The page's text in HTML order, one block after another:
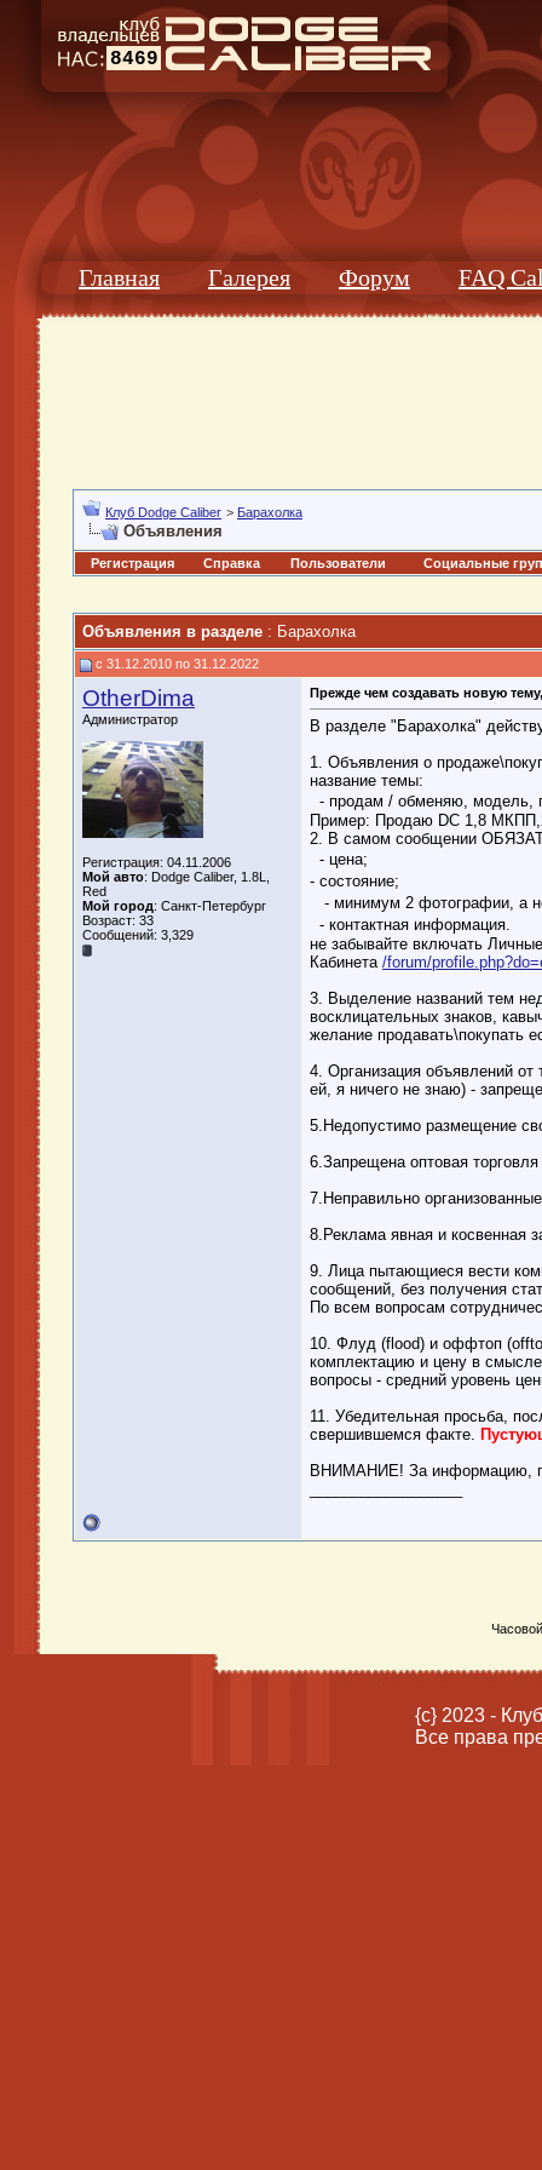
8469
Главная Галерея Форум FAQ
Клуб Dodge Caliber > Барахолка
Объявления
Регистрация Справка Пользователи Социальные
Объявления в разделе : Барахолка
c 31.12.2010 по 31.12.2022
OtherDima
Администратор
Регистрация: 04.11.2006
Мой авто: Dodge Caliber, 1.8L,
Red
Мой город: Санкт-Петербург
Возраст: 33
Сообщений: 3,329
Прежде чем создавать новую
В разделе "Барахолка"
1. Объявления о
название темы:
- продам / обменяю, модель,
Пример: Продаю DC 1,8
2. В самом сообщении
- цена;
- состояние;
- минимум 2 фотографии, а
- контактная информация.
не забывайте включать
Кабинета /forum/
3. Выделение названий тем
восклицательных знаков,
желание продавать\покупать
4. Организация объявлений
ей, я ничего не знаю) -
5.Недопустимо размещение
6.Запрещена оптовая
7.Неправильно
8.Реклама явная и косвенная
9. Лица пытающиеся вести
сообщений, без получения
По всем вопросам
10. Флуд (flood) и оффтоп
комплектацию и цену в
вопросы - средний уровень
11. Убедительная просьба,
свершившемся факте.
ВНИМАНИЕ! За информацию,
{c} 2023 -
Все права